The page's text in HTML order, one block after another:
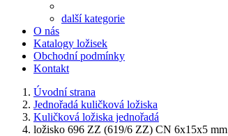
další kategorie
O nás
Katalogy ložisek
Obchodní podmínky
Kontakt
Úvodní strana
Jednořadá kuličková ložiska
Kuličková ložiska jednořadá
ložisko 696 ZZ (619/6 ZZ) CN 6x15x5 mm